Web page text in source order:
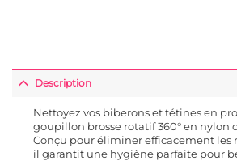
Description
Nettoyez vos biberons et tétines en
goupillon brosse rotatif 360° en nylon
Conçu pour éliminer efficacement les
il garantit une hygiène parfaite pour